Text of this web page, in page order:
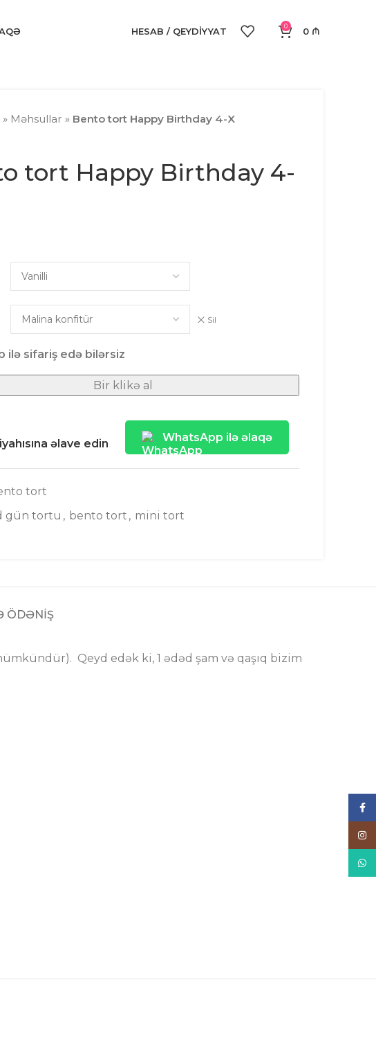
HESAB / QEYDIYYAT 0 0 ₼
» Məhsullar » Bento tort Happy Birthday 4-X
tort Happy Birthday 4-
Sil
ilə sifariş edə bilərsiz
Bir klikə al
əlave edin WhatsApp ilə əlaqə
tort
gün tortu , bento tort , mini tort
ÖDƏNİŞ
Qeyd edək ki, 1 ədəd şam və qaşıq bizim